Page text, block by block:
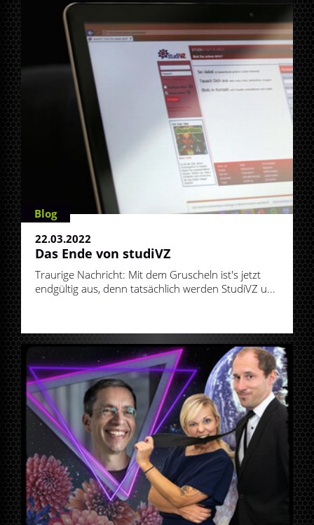
Blog
22.03.2022
Das Ende von studiVZ
Traurige Nachricht: Mit dem Gruscheln ist's jetzt
endgültig aus, denn tatsächlich werden StudiVZ u...